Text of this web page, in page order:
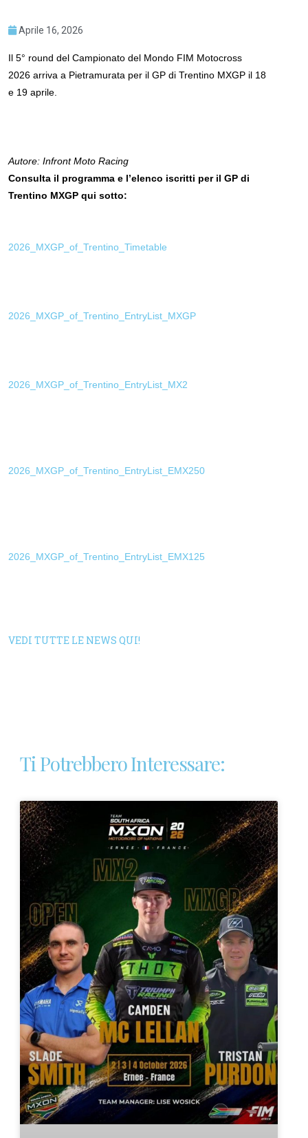
Aprile 16, 2026
Il 5° round del Campionato del Mondo FIM Motocross
2026 arriva a Pietramurata per il GP di Trentino MXGP il 18
e 19 aprile.
Autore: Infront Moto Racing
Consulta il programma e l’elenco iscritti per il GP di
Trentino MXGP qui sotto:
2026_MXGP_of_Trentino_Timetable
2026_MXGP_of_Trentino_EntryList_MXGP
2026_MXGP_of_Trentino_EntryList_MX2
2026_MXGP_of_Trentino_EntryList_EMX250
2026_MXGP_of_Trentino_EntryList_EMX125
VEDI TUTTE LE NEWS QUI!
Ti Potrebbero Interessare: